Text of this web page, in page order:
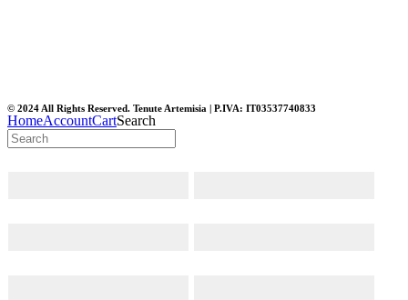
© 2024 All Rights Reserved. Tenute Artemisia | P.IVA: IT03537740833
HomeAccountCartSearch